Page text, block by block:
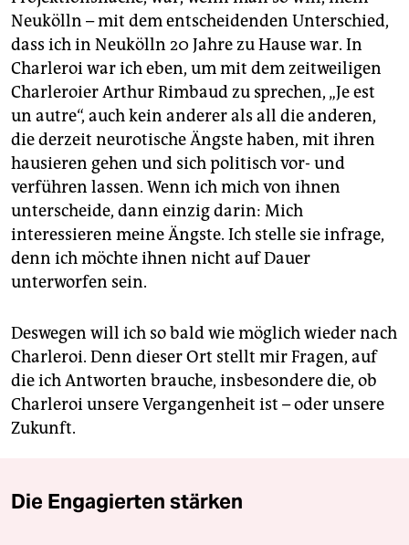
Neukölln – mit dem entscheidenden Unterschied,
dass ich in Neukölln 20 Jahre zu Hause war. In
Charleroi war ich eben, um mit dem zeitweiligen
Charleroier Arthur Rimbaud zu sprechen, „Je est
un autre“, auch kein anderer als all die anderen,
die derzeit neurotische Ängste haben, mit ihren
hausieren gehen und sich politisch vor- und
verführen lassen. Wenn ich mich von ihnen
unterscheide, dann einzig darin: Mich
interessieren meine Ängste. Ich stelle sie infrage,
denn ich möchte ihnen nicht auf Dauer
unterworfen sein.
Deswegen will ich so bald wie möglich wieder nach
Charleroi. Denn dieser Ort stellt mir Fragen, auf
die ich Antworten brauche, insbesondere die, ob
Charleroi unsere Vergangenheit ist – oder unsere
Zukunft.
Die Engagierten stärken